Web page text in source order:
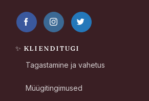
✨ KLIENDITUGI
Tagastamine ja vahetus
Müügitingimused